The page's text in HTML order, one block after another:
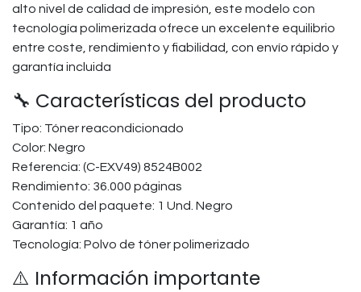
alto nivel de calidad de impresión, este modelo con
tecnología polimerizada ofrece un excelente equilibrio
entre coste, rendimiento y fiabilidad, con envío rápido y
garantía incluida
🔧 Características del producto
Tipo: Tóner reacondicionado
Color: Negro
Referencia: (C-EXV49) 8524B002
Rendimiento: 36.000 páginas
Contenido del paquete: 1 Und. Negro
Garantía: 1 año
Tecnología: Polvo de tóner polimerizado
⚠️ Información importante